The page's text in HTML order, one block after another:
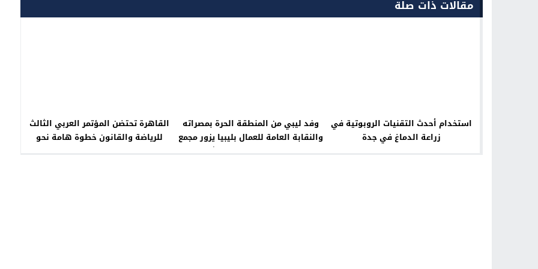
مقالات ذات صلة
استخدام أحدث التقنيات الروبوتية في
زراعة الدماغ في جدة
وفد ليبي من المنطقة الحرة بمصراته
والنقابة العامة للعمال بليبيا يزور مجمع
عمال مصر لتفعيل العمل المشترك بين
القاهرة تحتضن المؤتمر العربي الثالث
للرياضة والقانون خطوة هامة نحو